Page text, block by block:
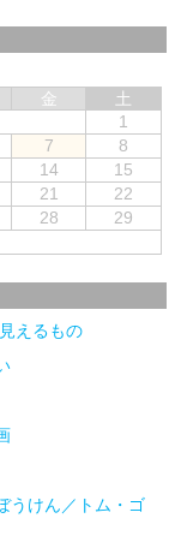
金
土
1
7
8
14
15
21
22
28
29
えるもの
うけん／トム・ゴ